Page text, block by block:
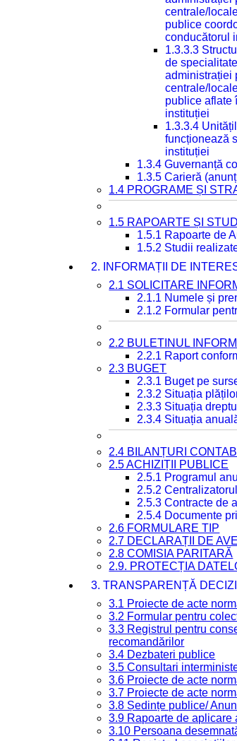
centrale/
publice
conducătorul
1.3.3.3
de
administrației
centrale/
publice aflate
instituției
1.3.3.4
funcționează
instituției
1.3.4 Guvernanță
1.3.5 Carieră
1.4 PROGRAME ȘI
1.5 RAPOARTE ȘI
1.5.1 Rapoarte de
1.5.2 Studii
2. INFORMAȚII DE
2.1 SOLICITARE
2.1.1 Numele și
2.1.2 Formular
2.2 BULETINUL
2.2.1 Raport
2.3 BUGET
2.3.1 Buget pe
2.3.2 Situația
2.3.3 Situația
2.3.4 Situația
2.4 BILANȚURI
2.5 ACHIZIȚII PUBLICE
2.5.1 Programul
2.5.2
2.5.3 Contracte de
2.5.4 Documente
2.6 FORMULARE TIP
2.7 DECLARAȚII DE
2.8 COMISIA PARITARĂ
2.9. PROTECȚIA
3. TRANSPARENȚĂ
3.1 Proiecte de acte
3.2 Formular pentru
3.3 Registrul pentru
recomandărilor
3.4 Dezbateri publice
3.5 Consultari
3.6 Proiecte de acte
3.7 Proiecte de acte
3.8 Ședințe publice/
3.9 Rapoarte de aplicare
3.10 Persoana